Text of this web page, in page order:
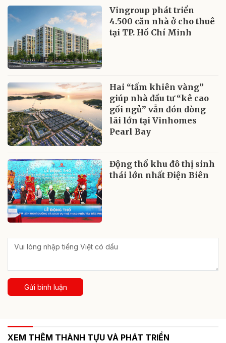
Vingroup phát triển
4.500 căn nhà ở cho thuê
tại TP. Hồ Chí Minh
Hai “tấm khiên vàng”
giúp nhà đầu tư “kê cao
gối ngủ” vẫn đón dòng
lãi lớn tại Vinhomes
Pearl Bay
Động thổ khu đô thị sinh
thái lớn nhất Điện Biên
Gửi bình luận
XEM THÊM THÀNH TỰU VÀ PHÁT TRIỂN